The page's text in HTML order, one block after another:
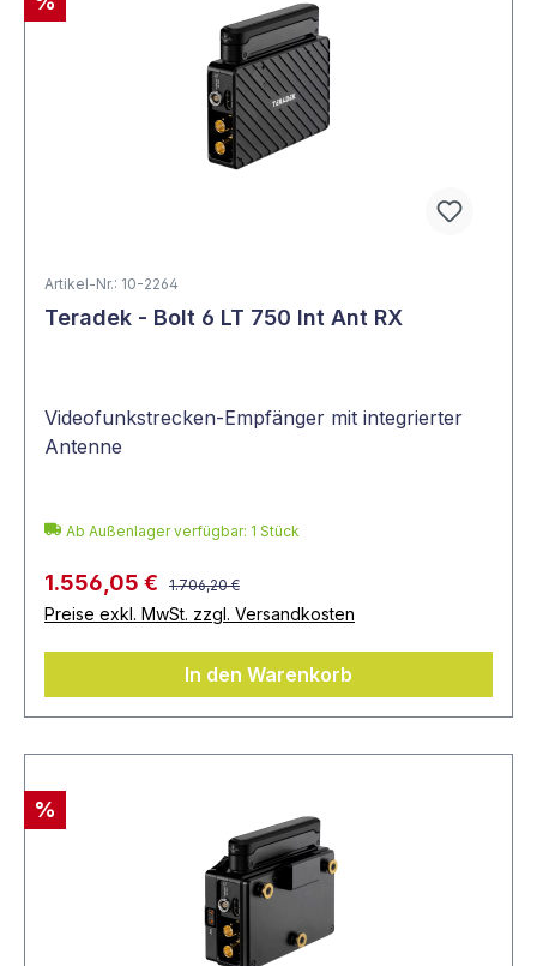
Artikel-Nr.: 10-2264
Teradek - Bolt 6 LT 750 Int Ant RX
Videofunkstrecken-Empfänger mit integrierter
Antenne
Ab Außenlager verfügbar: 1 Stück
1.556,05 € 1.706,20 €
Preise exkl. MwSt. zzgl. Versandkosten
In den Warenkorb
%